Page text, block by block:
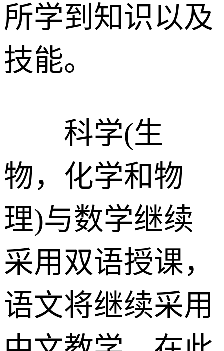
所学到知识以及
技能。
科学(生
物，化学和物
理)与数学继续
采用双语授课，
语文将继续采用